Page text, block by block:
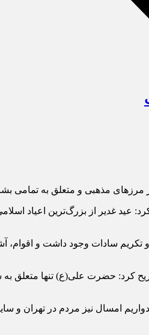
مرزهای مذهبی و متعلق به تمامی
غدیر از بزرگ‌ترین اعیاد
سادات وجود داشت و اقوام،
کرد: حضرت علی(ع) تنها متعلق
امسال نیز مردم در تهران و